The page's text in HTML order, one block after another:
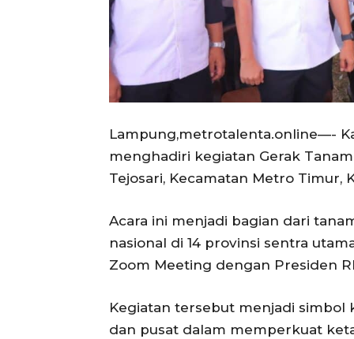
Lampung,metrotalenta.online—-
menghadiri kegiatan Gerak
Tejosari, Kecamatan Metro Timur,
Acara ini menjadi bagian dari
nasional di 14 provinsi sentra
Zoom Meeting dengan Presiden
Kegiatan tersebut menjadi
dan pusat dalam memperkuat